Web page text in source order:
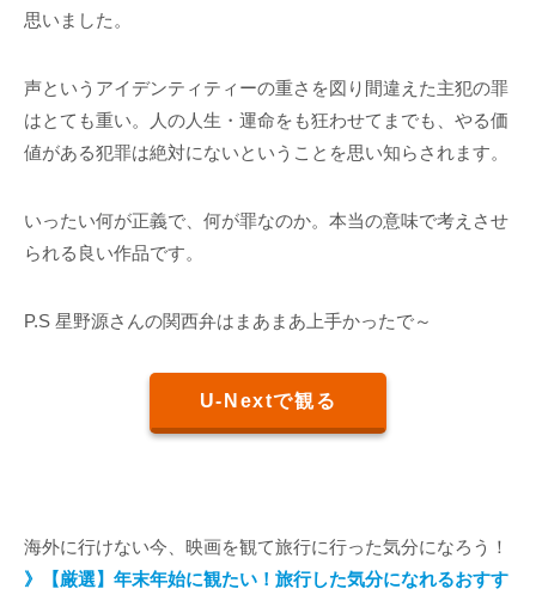
思いました。
声というアイデンティティーの重さを図り間違えた主犯の罪
はとても重い。人の人生・運命をも狂わせてまでも、やる価
値がある犯罪は絶対にないということを思い知らされます。
いったい何が正義で、何が罪なのか。本当の意味で考えさせ
られる良い作品です。
P.S 星野源さんの関西弁はまあまあ上手かったで～
U-Nextで観る
海外に行けない今、映画を観て旅行に行った気分になろう！
》【厳選】年末年始に観たい！旅行した気分になれるおすす